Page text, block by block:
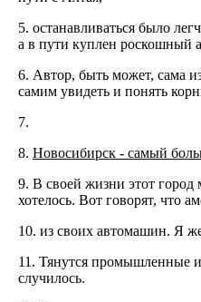
5. останавливаться было
а в пути куплен роскошный
6. Автор, быть может, сама
самим увидеть и понять
7.
8. Новосибирск - самый
9. В своей жизни этот город
хотелось. Вот говорят, что
10. из своих автомашин. Я
11. Тянутся промышленные и
случилось.